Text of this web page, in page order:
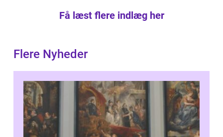
Få læst flere indlæg her
Flere Nyheder